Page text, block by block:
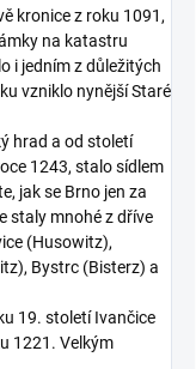
kronice z roku 1091,
na katastru
i jedním z důležitých
vzniklo nynější Staré
hrad a od století
1243, stalo sídlem
jak se Brno jen za
staly mnohé z dříve
(Husowitz),
Bystrc (Bisterz) a
19. století Ivančice
1221. Velkým